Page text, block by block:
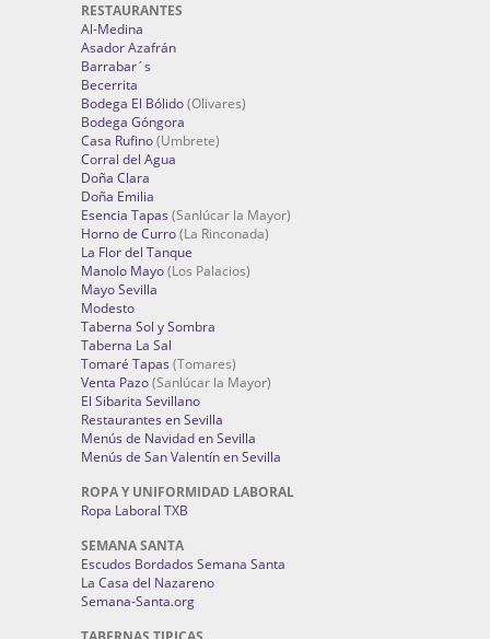
RESTAURANTES
Al-Medina
Asador Azafrán
Barrabar´s
Becerrita
Bodega El Bólido(Olivares)
Bodega Góngora
Casa Rufino(Umbrete)
Corral del Agua
Doña Clara
Doña Emilia
Esencia Tapas (Sanlúcar la Mayor)
Horno de Curro(La Rinconada)
La Flor del Tanque
Manolo Mayo(Los Palacios)
Mayo Sevilla
Modesto
Taberna Sol y Sombra
Taberna La Sal
Tomaré Tapas (Tomares)
Venta Pazo(Sanlúcar la Mayor)
El Sibarita Sevillano
Restaurantes en Sevilla
Menús de Navidad en Sevilla
Menús de San Valentín en Sevilla
ROPA Y UNIFORMIDAD LABORAL
Ropa Laboral TXB
SEMANA SANTA
Escudos Bordados Semana Santa
La Casa del Nazareno
Semana-Santa.org